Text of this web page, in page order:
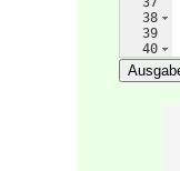
38
39
40
41